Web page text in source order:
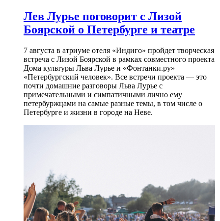
Лев Лурье поговорит с Лизой
Боярской о Петербурге и театре
7 августа в атриуме отеля «Индиго» пройдет творческая
встреча с Лизой Боярской в рамках совместного проекта
Дома культуры Льва Лурье и «Фонтанки.ру»
«Петербургский человек». Все встречи проекта — это
почти домашние разговоры Льва Лурье с
примечательными и симпатичными лично ему
петербуржцами на самые разные темы, в том числе о
Петербурге и жизни в городе на Неве.